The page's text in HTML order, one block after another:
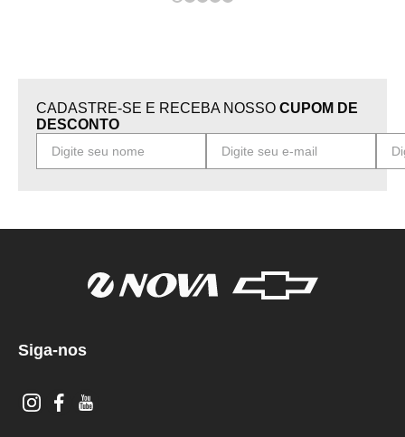
CADASTRE-SE E RECEBA NOSSO CUPOM DE
DESCONTO
Siga-nos